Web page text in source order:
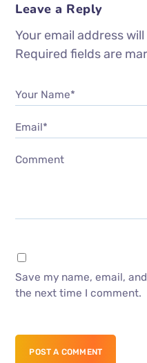
Leave a Reply
Your email address
Required fields are
Your Name*
Email*
Comment
Save my name, email,
the next time I comment.
POST A COMMENT